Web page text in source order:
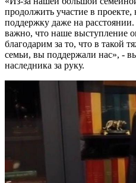
продолжить участие в
поддержку даже на
важно, что наше выступление
благодарим за то, что в такой
семьи, вы поддержали нас», -
наследника за руку.